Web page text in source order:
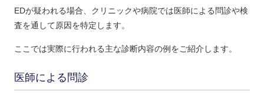
EDが疑われる場合、クリニックや病院では医師による問診や検
査を通して原因を特定します。
ここでは実際に行われる主な診断内容の例をご紹介します。
医師による問診